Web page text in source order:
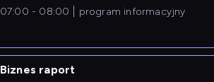
07:00 - 08:00 program informacyjny
Biznes raport